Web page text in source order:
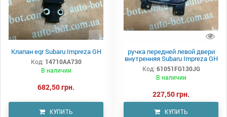
Клапан egr Subaru Impreza GH
Код: 14710AA730
В наличии
682,50 грн.
КУПИТЬ
ручка передней левой двери
внутренняя Subaru Impreza GH
Код: 61051FG130JG
В наличии
227,50 грн.
КУПИТЬ